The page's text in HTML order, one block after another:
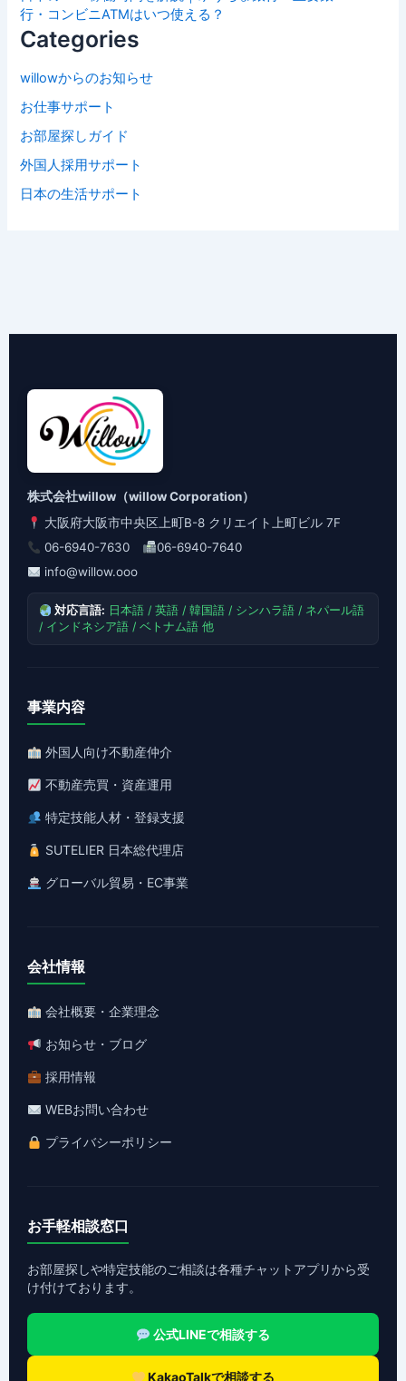
行・コンビニATMはいつ使える？
Categories
willowからのお知らせ
お仕事サポート
お部屋探しガイド
外国人採用サポート
日本の生活サポート
株式会社willow（willow Corporation）
大阪府大阪市中央区上町B-8 クリエイト上町ビル 7F
06-6940-7630
06-6940-7640
info@willow.ooo
対応言語: 日本語 / 英語 / 韓国語 / シンハラ語 / ネパール語
/ インドネシア語 / ベトナム語 他
事業内容
外国人向け不動産仲介
不動産売買・資産運用
特定技能人材・登録支援
SUTELIER 日本総代理店
グローバル貿易・EC事業
会社情報
会社概要・企業理念
お知らせ・ブログ
採用情報
WEBお問い合わせ
プライバシーポリシー
お手軽相談窓口
お部屋探しや特定技能のご相談は各種チャットアプリから受
け付けております。
公式LINEで相談する
KakaoTalkで相談する